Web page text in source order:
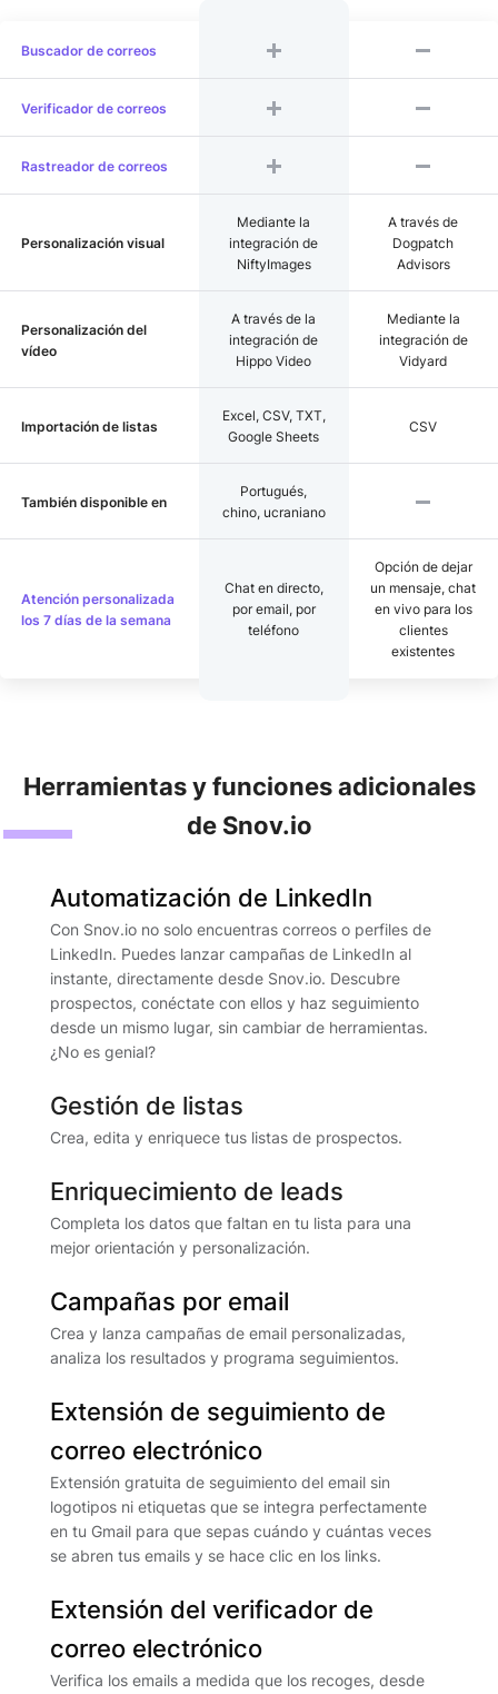
Buscador de correos
Verificador de correos
Rastreador de correos
Personalización visual
Mediante la
integración de
NiftyImages
A través de
Dogpatch
Advisors
Personalización del
vídeo
A través de la
integración de
Hippo Video
Mediante la
integración de
Vidyard
Importación de listas
Excel, CSV, TXT,
Google Sheets
CSV
También disponible en
Portugués,
chino, ucraniano
Atención personalizada
los 7 días de la semana
Chat en directo,
por email, por
teléfono
Opción de dejar
un mensaje, chat
en vivo para los
clientes
existentes
Herramientas y funciones adicionales
de Snov.io
Automatización de LinkedIn
Con Snov.io no solo encuentras correos o perfiles de
LinkedIn. Puedes lanzar campañas de LinkedIn al
instante, directamente desde Snov.io. Descubre
prospectos, conéctate con ellos y haz seguimiento
desde un mismo lugar, sin cambiar de herramientas.
¿No es genial?
Gestión de listas
Crea, edita y enriquece tus listas de prospectos.
Enriquecimiento de leads
Completa los datos que faltan en tu lista para una
mejor orientación y personalización.
Campañas por email
Crea y lanza campañas de email personalizadas,
analiza los resultados y programa seguimientos.
Extensión de seguimiento de
correo electrónico
Extensión gratuita de seguimiento del email sin
logotipos ni etiquetas que se integra perfectamente
en tu Gmail para que sepas cuándo y cuántas veces
se abren tus emails y se hace clic en los links.
Extensión del verificador de
correo electrónico
Verifica los emails a medida que los recoges, desde